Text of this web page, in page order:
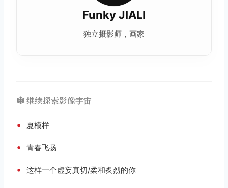
Funky JIALI
独立摄影师，画家
🕸️ 继续探索影像宇宙
• 夏模样
• 青春飞扬
• 这样一个虚妄真切/柔和炙烈的你